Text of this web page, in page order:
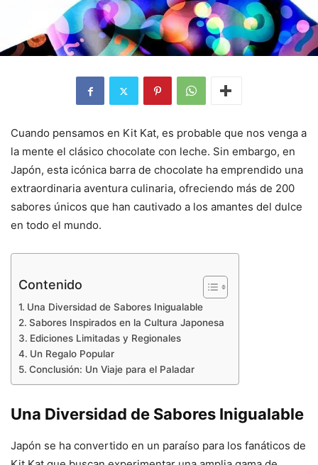
Cuando pensamos en Kit Kat, es probable que nos venga a
la mente el clásico chocolate con leche. Sin embargo, en
Japón, esta icónica barra de chocolate ha emprendido una
extraordinaria aventura culinaria, ofreciendo más de 200
sabores únicos que han cautivado a los amantes del dulce
en todo el mundo.
Contenido
Una Diversidad de Sabores Inigualable
Sabores Inspirados en la Cultura Japonesa
Ediciones Limitadas y Regionales
Un Regalo Popular
Conclusión: Un Viaje para el Paladar
Una Diversidad de Sabores Inigualable
Japón se ha convertido en un paraíso para los fanáticos de